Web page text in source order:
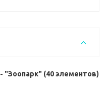
"Зоопарк" (40 элементов)